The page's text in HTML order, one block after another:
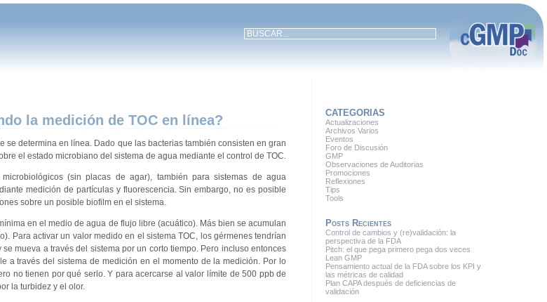
la medición de TOC en línea?
se determina en línea. Dado que las bacterias también consisten en gran
el estado microbiano del sistema de agua mediante el control de TOC.
(sin placas de agar), también para sistemas de agua
medición de partículas y fluorescencia. Sin embargo, no es posible
sobre un posible biofilm en el sistema.
en el medio de agua de flujo libre (acuático). Más bien se acumulan
Para activar un valor medido en el sistema TOC, los gérmenes tendrían
mueva a través del sistema por un corto tiempo. Pero incluso entonces
a través del sistema de medición en el momento de la medición. Por lo
no tienen por qué serlo. Y para acercarse al valor límite de 500 ppb de
la turbidez y el olor.
CATEGORIAS
Actualizaciones
Archivos Varios
Eventos
Foro de Discusión
GMP
Observaciones de Auditorias
Promociones
Reflexiones
Tips
Tools
Posts Recientes
Control de cambios y (re)validación: la
perspectiva de la FDA
Pitch: el que pega primero pega dos veces
Lean GMP
Pensamiento actual de la FDA sobre los KPI y
las métricas de calidad
Plan CAPA después de deficiencias de
validación